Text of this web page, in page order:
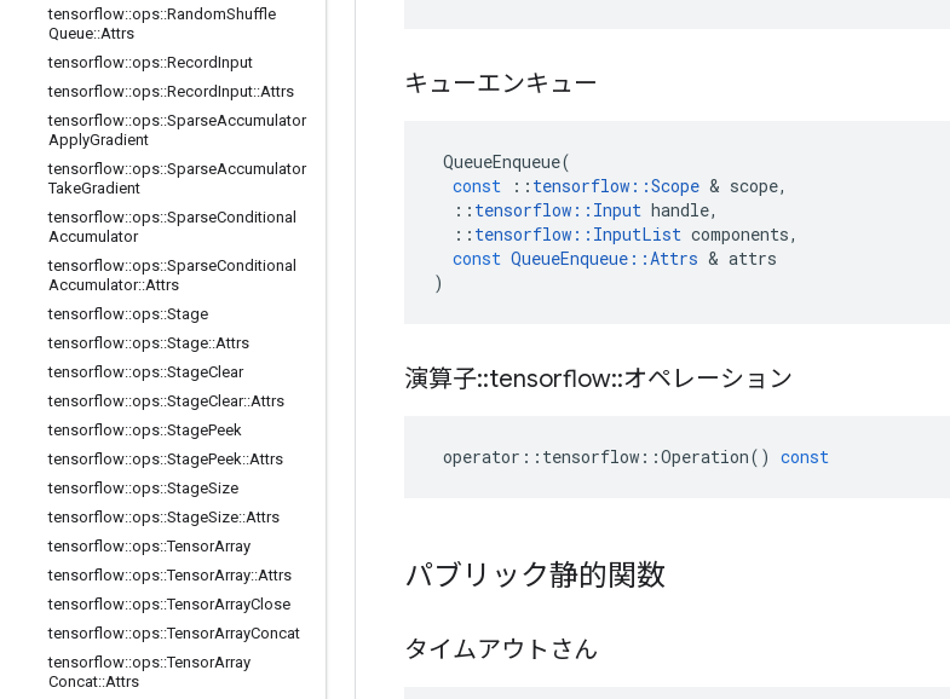
tensorflow::ops::RandomShuffle
Queue::Attrs
tensorflow::ops::RecordInput
tensorflow::ops::RecordInput::Attrs
tensorflow::ops::SparseAccumulator
ApplyGradient
tensorflow::ops::SparseAccumulator
TakeGradient
tensorflow::ops::SparseConditional
Accumulator
tensorflow::ops::SparseConditional
Accumulator::Attrs
tensorflow::ops::Stage
tensorflow::ops::Stage::Attrs
tensorflow::ops::StageClear
tensorflow::ops::StageClear::Attrs
tensorflow::ops::StagePeek
tensorflow::ops::StagePeek::Attrs
tensorflow::ops::StageSize
tensorflow::ops::StageSize::Attrs
tensorflow::ops::TensorArray
tensorflow::ops::TensorArray::Attrs
tensorflow::ops::TensorArrayClose
tensorflow::ops::TensorArrayConcat
tensorflow::ops::TensorArray
Concat::Attrs
キューエンキュー
QueueEnqueue(
const
:: tensorflow ::Scope & scope,
:: tensorflow :: Input handle,
:: tensorflow :: InputList components,
const QueueEnqueue ::Attrs & attrs
)
演算子::tensorflow::オペレーション
operator :: tensorflow ::Operation() const
パブリック静的関数
タイムアウトさん